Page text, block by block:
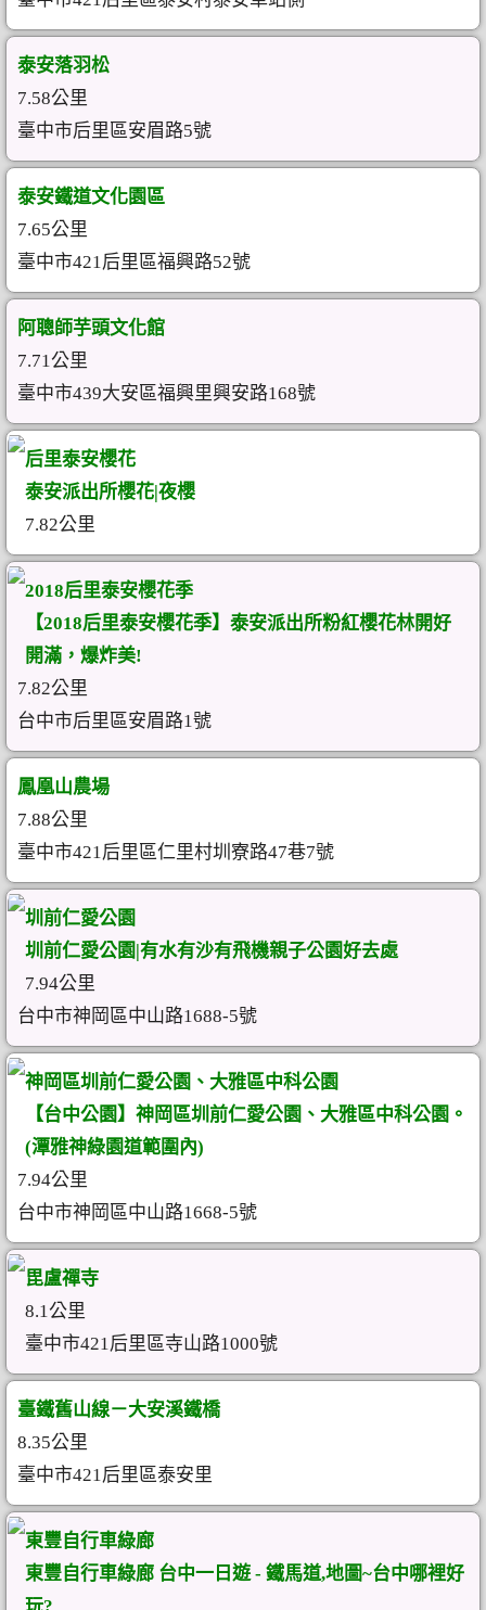
泰安落羽松
7.58公里
臺中市后里區安眉路5號
泰安鐵道文化園區
7.65公里
臺中市421后里區福興路52號
阿聰師芋頭文化館
7.71公里
臺中市439大安區福興里興安路168號
后里泰安櫻花
泰安派出所櫻花|夜櫻
7.82公里
2018后里泰安櫻花季
【2018后里泰安櫻花季】泰安派出所粉紅櫻花林開好
開滿，爆炸美!
7.82公里
台中市后里區安眉路1號
鳳凰山農場
7.88公里
臺中市421后里區仁里村圳寮路47巷7號
圳前仁愛公園
圳前仁愛公園|有水有沙有飛機親子公園好去處
7.94公里
台中市神岡區中山路1688-5號
神岡區圳前仁愛公園、大雅區中科公園
【台中公園】神岡區圳前仁愛公園、大雅區中科公園。
(潭雅神綠園道範圍內)
7.94公里
台中市神岡區中山路1668-5號
毘盧禪寺
8.1公里
臺中市421后里區寺山路1000號
臺鐵舊山線－大安溪鐵橋
8.35公里
臺中市421后里區泰安里
東豐自行車綠廊
東豐自行車綠廊 台中一日遊 - 鐵馬道,地圖~台中哪裡好